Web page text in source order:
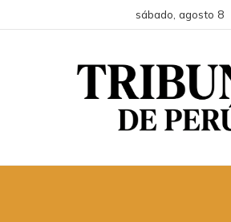
sábado, agosto 8